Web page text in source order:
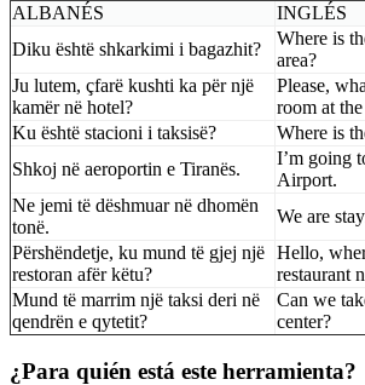
ALBANÉS
INGLÉS
Diku është shkarkimi i bagazhit?
Where is
area?
Ju lutem, çfarë kushti ka për një
kamër në hotel?
Please,
room at
Ku është stacioni i taksisë?
Where is
Shkoj në aeroportin e Tiranës.
I’m going
Airport.
Ne jemi të dëshmuar në dhomën
tonë.
We are
Përshëndetje, ku mund të gjej një
restoran afër këtu?
Hello,
restaurant
Mund të marrim një taksi deri në
qendrën e qytetit?
Can we
center?
¿Para quién está este herramienta?